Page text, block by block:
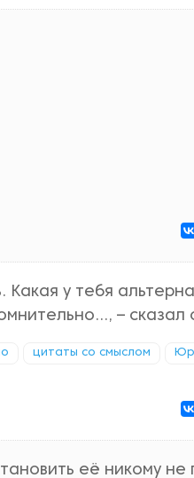
у тебя
– сказал
цитаты со смыслом
её никому не